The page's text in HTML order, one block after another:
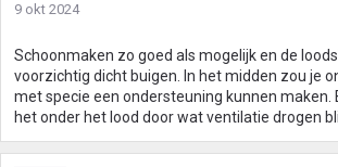
9 okt 2024
Schoonmaken zo goed als mogelijk en de
voorzichtig dicht buigen. In het midden zou je
met specie een ondersteuning kunnen maken.
het onder het lood door wat ventilatie drogen